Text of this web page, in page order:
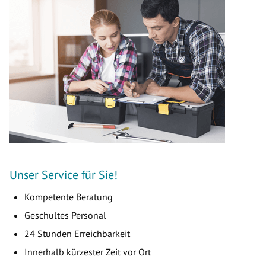
Unser Service für Sie!
Kompetente Beratung
Geschultes Personal
24 Stunden Erreichbarkeit
Innerhalb kürzester Zeit vor Ort